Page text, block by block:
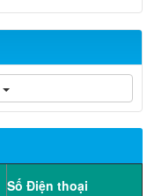
Số Điện thoại